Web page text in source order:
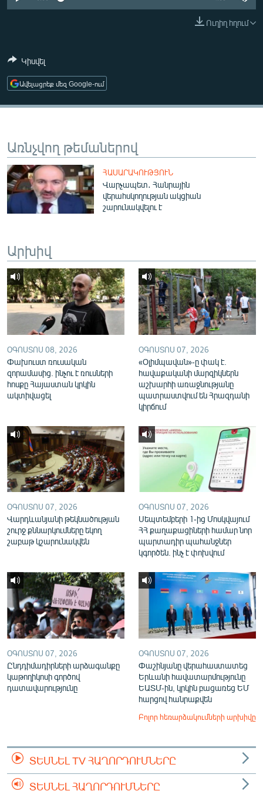
ՄԻՋԱԶԳԱՅԻՆ
ՄԵԿՆԱԲԱՆՈՒԹՅՈՒՆ
ՏՏ ԵՒ ԻՆՏԵՐՆԵՏ
ՏԵՍԱՆՅՈՒԹԵՐ
ԲԱՆԱՎԵՃ
ՁԳՏԵԼՈՎ ԼԱՎԱԳՈՒՅՆԻՆ
Հայերեն
English
Русский
ՀԵՏԵՎԵՔ ՄԵԶ
«Ազատության» բոլոր կայքերը
Ուղիղ հղում
Կիսվել
Ավելացրեք մեզ Google-ում
Առնչվող թեմաներով
ՀԱՍԱՐԱԿՈՒԹՅՈՒՆ
Վարչապետ․ Հանրային
վերահսկողության ակցիան
շարունակվելու է
Արխիվ
ՕԳՈՍՏՈՍ 08, 2026
Փախուստ ռուսական
զորամասից. ինչու է ռուսների
հոսքը Հայաստան կրկին
ակտիվացել
ՕԳՈՍՏՈՍ 07, 2026
«Օլիմպավան»-ը փակ է.
հավաքականի մարզիկներն
աշխարհի առաջնությանը
պատրաստվում են Հրազդանի
կիրճում
ՕԳՈՍՏՈՍ 07, 2026
Վարդևանյանի թեկնածության
շուրջ քննարկումները եկող
շաբաթ կշարունակվեն
ՕԳՈՍՏՈՍ 07, 2026
Սեպտեմբերի 1-ից Մոսկվայում
ՀՀ քաղաքացիների համար նոր
պարտադիր պահանջներ
կգործեն. ինչ է փոխվում
ՕԳՈՍՏՈՍ 07, 2026
Ընդդիմադիրների արձագանքը
կաթողիկոսի գործով
դատավարությունը
ՕԳՈՍՏՈՍ 07, 2026
Փաշինյանը վերահաստատեց
Երևանի հավատարմությունը
ԵԱՏՄ-ին, կրկին բացառեց ԵՄ
հարցով հանրաքվեն
Բոլոր հեռարձակումների արխիվը
ՏԵՍՆԵԼ TV ՀԱՂՈՐԴՈՒՄՆԵՐԸ
ՏԵՍՆԵԼ ՀԱՂՈՐԴՈՒՄՆԵՐԸ